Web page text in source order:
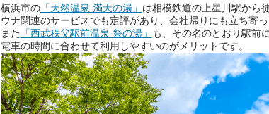
横浜市の「天然温泉 満天の湯」 は相模鉄道の上星川駅から
ウナ関連のサービスでも定評があり、会社帰りにも立ち寄
また 「西武秩父駅前温泉 祭の湯」
も、その名のとおり駅前
電車の時間に合わせて利用しやすいのがメリットです。